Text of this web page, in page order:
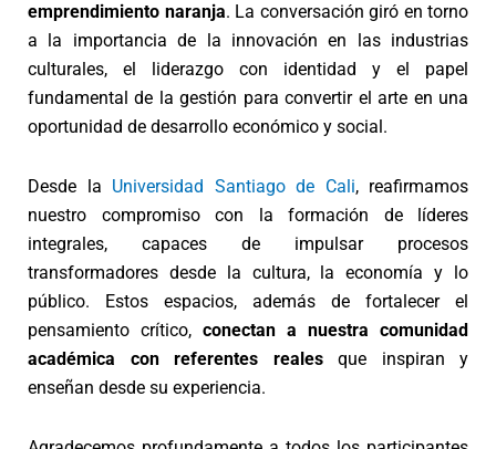
emprendimiento naranja. La conversación giró en torno
a la importancia de la innovación en las industrias
culturales, el liderazgo con identidad y el papel
fundamental de la gestión para convertir el arte en una
oportunidad de desarrollo económico y social.
Desde la Universidad Santiago de Cali, reafirmamos
nuestro compromiso con la formación de líderes
integrales, capaces de impulsar procesos
transformadores desde la cultura, la economía y lo
público.
Estos espacios, además de fortalecer el
pensamiento crítico, conectan a nuestra comunidad
académica con referentes realesque inspiran y
enseñan desde su experiencia.